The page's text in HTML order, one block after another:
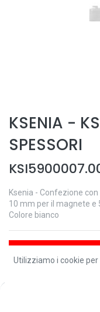
KSENIA -
SPESSORI
Ksenia - Confezione
10 mm per il magnete e
Colore bianco
Utilizziamo i cookie